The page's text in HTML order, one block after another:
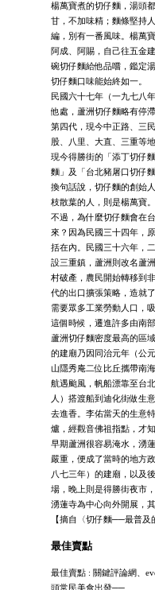
楊萬寶煮的切仔麵，湯頭
甘，不加味精；麵條堅持
編，別有一番風味。楊萬
阿成、阿賜，自己往五金
碗切仔麵給他品嚐，鑑定
切仔麵口味能始終如一。
民國六十七年（一九七八
他處，蘆洲切仔麵略有停
第四代，現今中正路、三
股、八里、大直、三重等
現今得勝街的「添丁切仔
麵」及「台北豬屠口切仔
換句話說，切仔麵的創始
枝散葉的人，則是楊萬寶。
不過，為什麼切仔麵會在
來？因為民國三十四年，
括在內。民國三十六年，
設三重鎮，蘆洲則改名蘆
村破產，農民開始轉移到
代的出口擴張策略，造就
需要眾多工業勞動人口，
這個時候，遷進許多由南
蘆洲切仔麵密度最高的區
的建廟乃因同治元年（公
山隱秀庵二位比丘攜帶南
航遇颱風，帆船漂靠至台
人）搭渡船到迪化街做生
去進香。李佑當天的生意
爐，經觀音佛祖指點，才
早期蘆洲很容易淹水，湧
嚴重，便成了當時的地方
八七三年）的建廟，以及
場，晚上則是得勝街夜市
湧蓮寺為中心向外開展，
【摘自〈切仔麵──最普及
最佳賣點
最佳賣點 : 關鍵評論網、
頭常民美食出發──